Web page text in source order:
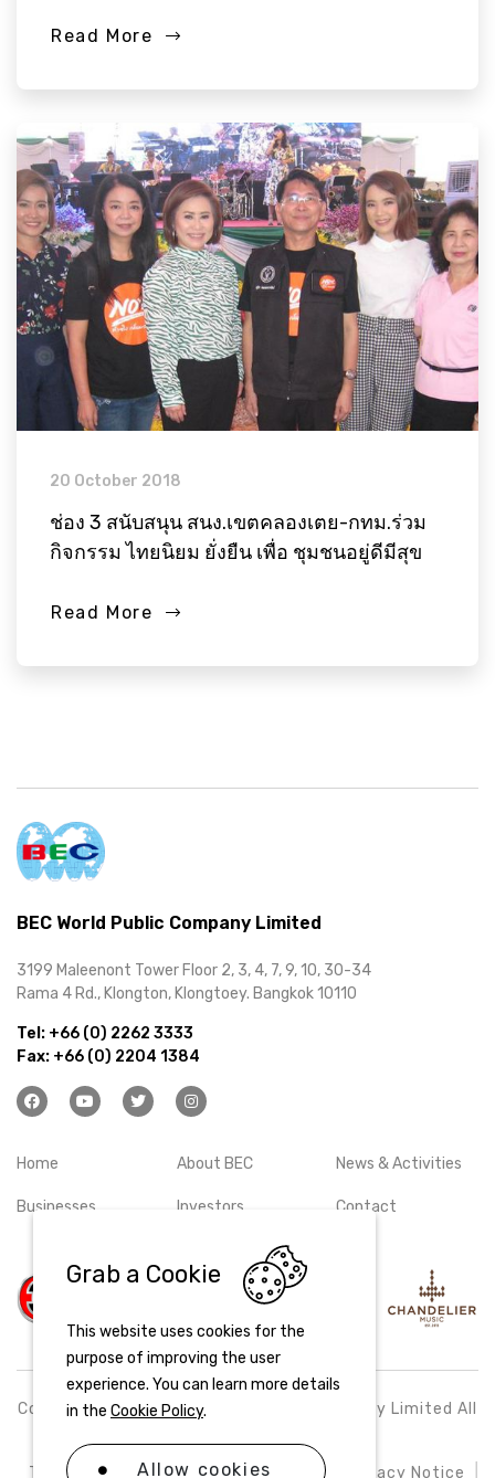
Grab a Cookie
This website uses cookies for the
purpose of improving the user
experience. You can learn more details
in the Cookie Policy.
Allow cookies
Read More
20 October 2018
ช่อง 3 สนับสนุน สนง.เขตคลองเตย-กทม.ร่วม
กิจกรรม ไทยนิยม ยั่งยืน เพื่อ ชุมชนอยู่ดีมีสุข
Read More
BEC World Public Company Limited
3199 Maleenont Tower Floor 2, 3, 4, 7, 9, 10, 30-34
Rama 4 Rd., Klongton, Klongtoey. Bangkok 10110
Tel: +66 (0) 2262 3333
Fax: +66 (0) 2204 1384
Home
Businesses
About BEC
Investors
News & Activities
Contact
Copyright © 2026 BEC World Public Company Limited All
Terms & Conditions Cookie Policy Privacy Notice